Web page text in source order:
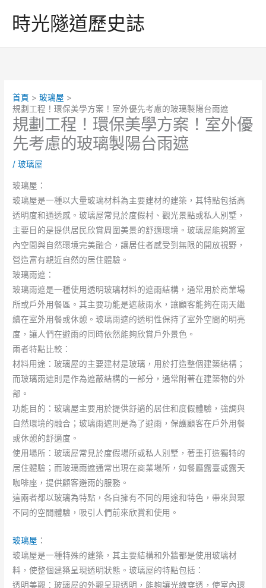
時光隧道歷史誌
首頁
玻璃屋
規劃工程！環保美學方案！室外優先考慮的玻璃製陽台雨遮
規劃工程！環保美學方案！室外優
先考慮的玻璃製陽台雨遮
/玻璃屋
玻璃屋：
玻璃屋是一種以大量玻璃材料為主要建材的建築，其特點包括高
透明度和通透感。玻璃屋常見於度假村、觀光景點或私人別墅，
主要目的是提供居民欣賞周圍美景的舒適環境。玻璃屋能夠將室
內空間與自然環境完美融合，讓居住者感受到無限的開放視野，
營造富有親近自然的居住體驗。
玻璃雨遮：
玻璃雨遮是一種使用透明玻璃材料的遮雨結構，通常用於商業場
所或戶外用餐區。其主要功能是遮蔽雨水，讓顧客能夠在雨天繼
續在室外用餐或休憩。玻璃雨遮的透明性保持了室外空間的明亮
度，讓人們在避雨的同時依然能夠欣賞戶外景色。
兩者特點比較：
材料用途：玻璃屋的主要建材是玻璃，用於打造整個建築結構；
而玻璃雨遮則是作為遮蔽結構的一部分，通常附著在建築物的外
部。
功能目的：玻璃屋主要用於提供舒適的居住和度假體驗，強調與
自然環境的融合；玻璃雨遮則是為了避雨，保護顧客在戶外用餐
或休憩的舒適度。
使用場所：玻璃屋常見於度假場所或私人別墅，著重打造獨特的
居住體驗；而玻璃雨遮通常出現在商業場所，如餐廳露臺或露天
咖啡座，提供顧客避雨的服務。
這兩者都以玻璃為特點，各自擁有不同的用途和特色，帶來與眾
不同的空間體驗，吸引人們前來欣賞和使用。
玻璃屋 ：
玻璃屋是一種特殊的建築，其主要結構和外牆都是使用玻璃材
料，使整個建築呈現透明狀態。玻璃屋的特點包括：
透明美觀：玻璃屋的外觀呈現透明，能夠讓光線穿透，使室內環